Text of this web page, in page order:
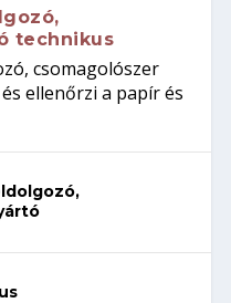
technikus
csomagolószer
ellenőrzi a papír és